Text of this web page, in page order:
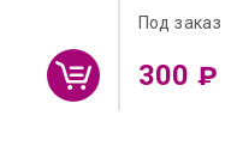
Под заказ
300₽